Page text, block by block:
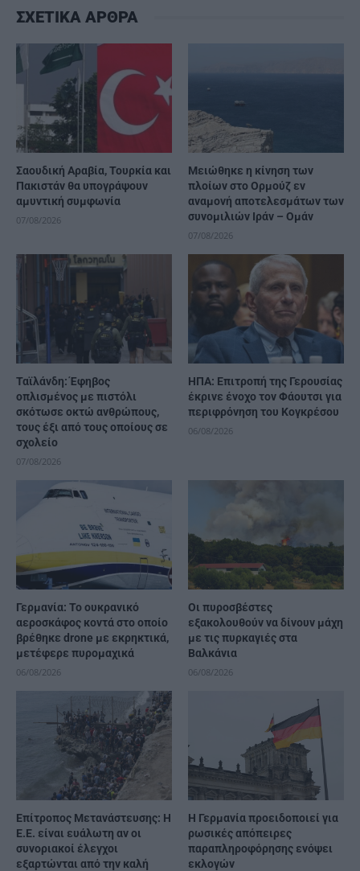
ΣΧΕΤΙΚΑ ΑΡΘΡΑ
Σαουδική Αραβία, Τουρκία και
Πακιστάν θα υπογράψουν
αμυντική συμφωνία
07/08/2026
Μειώθηκε η κίνηση των
πλοίων στο Ορμούζ εν
αναμονή αποτελεσμάτων των
συνομιλιών Ιράν – Ομάν
07/08/2026
Ταϊλάνδη: Έφηβος
οπλισμένος με πιστόλι
σκότωσε οκτώ ανθρώπους,
τους έξι από τους οποίους σε
σχολείο
07/08/2026
ΗΠΑ: Επιτροπή της Γερουσίας
έκρινε ένοχο τον Φάουτσι για
περιφρόνηση του Κογκρέσου
06/08/2026
Γερμανία: Το ουκρανικό
αεροσκάφος κοντά στο οποίο
βρέθηκε drone με εκρηκτικά,
μετέφερε πυρομαχικά
06/08/2026
Οι πυροσβέστες
εξακολουθούν να δίνουν μάχη
με τις πυρκαγιές στα
Βαλκάνια
06/08/2026
Επίτροπος Μετανάστευσης: Η
Ε.Ε. είναι ευάλωτη αν οι
συνοριακοί έλεγχοι
εξαρτώνται από την καλή
Η Γερμανία προειδοποιεί για
ρωσικές απόπειρες
παραπληροφόρησης ενόψει
εκλογών